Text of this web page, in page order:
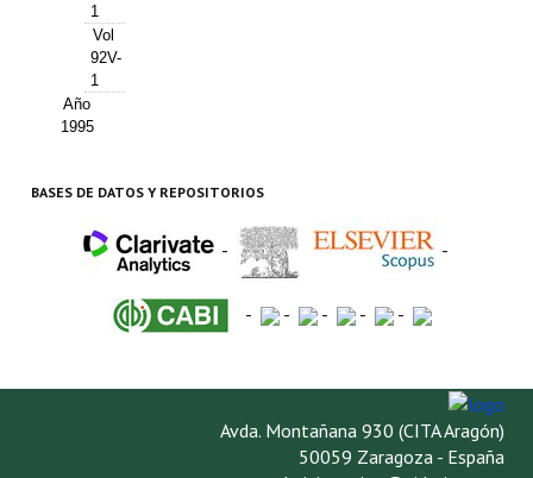
1
Vol
92V-
1
Año
1995
BASES DE DATOS Y REPOSITORIOS
- -
- - - - -
Avda. Montañana 930 (CITA Aragón)
50059 Zaragoza - España